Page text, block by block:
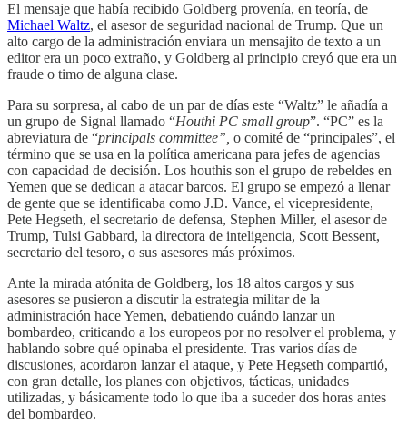
El mensaje que había recibido Goldberg provenía, en teoría, de
Michael Waltz, el asesor de seguridad nacional de Trump. Que un
alto cargo de la administración enviara un mensajito de texto a un
editor era un poco extraño, y Goldberg al principio creyó que era un
fraude o timo de alguna clase.
Para su sorpresa, al cabo de un par de días este “Waltz” le añadía a
un grupo de Signal llamado “Houthi PC small group”. “PC” es la
abreviatura de “principals committee”, o comité de “principales”, el
término que se usa en la política americana para jefes de agencias
con capacidad de decisión. Los houthis son el grupo de rebeldes en
Yemen que se dedican a atacar barcos. El grupo se empezó a llenar
de gente que se identificaba como J.D. Vance, el vicepresidente,
Pete Hegseth, el secretario de defensa, Stephen Miller, el asesor de
Trump, Tulsi Gabbard, la directora de inteligencia, Scott Bessent,
secretario del tesoro, o sus asesores más próximos.
Ante la mirada atónita de Goldberg, los 18 altos cargos y sus
asesores se pusieron a discutir la estrategia militar de la
administración hace Yemen, debatiendo cuándo lanzar un
bombardeo, criticando a los europeos por no resolver el problema, y
hablando sobre qué opinaba el presidente. Tras varios días de
discusiones, acordaron lanzar el ataque, y Pete Hegseth compartió,
con gran detalle, los planes con objetivos, tácticas, unidades
utilizadas, y básicamente todo lo que iba a suceder dos horas antes
del bombardeo.